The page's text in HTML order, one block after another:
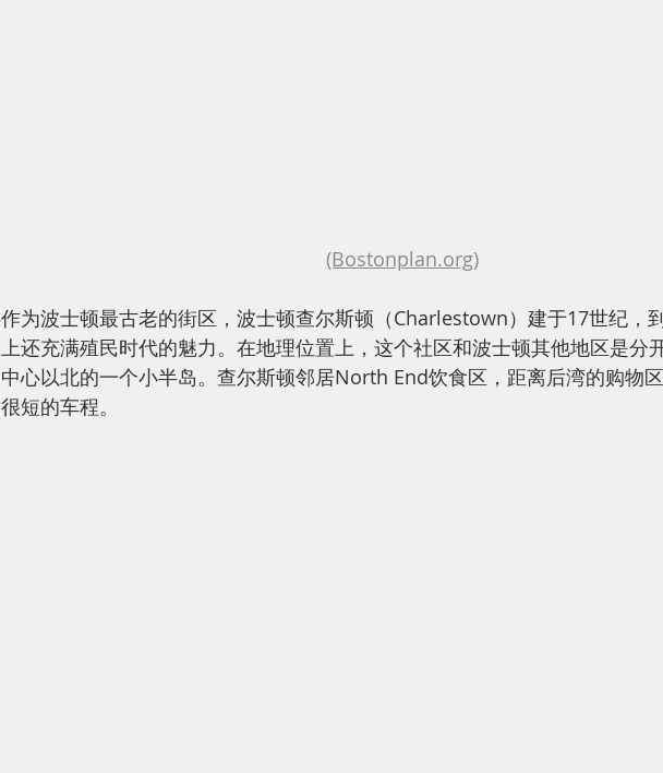
(Bostonplan.org)
作为波士顿最古老的街区，波士顿查尔斯顿（Charlestown）建于17世纪，
上还充满殖民时代的魅力。在地理位置上，这个社区和波士顿其他地区是分
中心以北的一个小半岛。查尔斯顿邻居North End饮食区，距离后湾的购物
很短的车程。